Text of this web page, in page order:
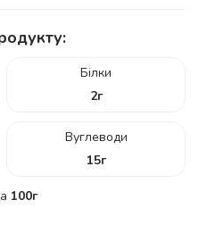
Білки
2г
Вуглеводи
15г
100г